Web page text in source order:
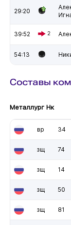
29:20
39:52 2
54:13
Составы
Металлург Нк
вр 34
зщ 74
зщ 14
зщ 50
зщ 81